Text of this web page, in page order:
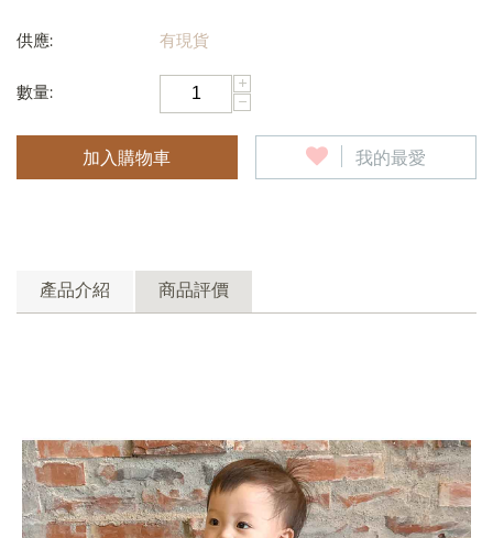
供應: 有現貨
數量:
+
−
加入購物車 我的最愛
產品介紹 商品評價